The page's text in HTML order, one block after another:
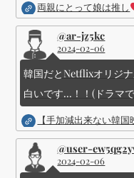
両親にとって娘は推し
@ar-jz5kc
2024-02-06
韓国だとNetflixオリジ
白いです...！！(ドラマ
【手加減出来ない韓
@user-
2024-02-06